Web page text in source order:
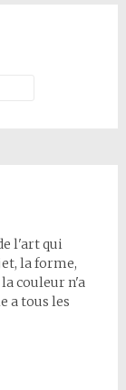
l'art qui
la forme,
couleur n'a
a tous les